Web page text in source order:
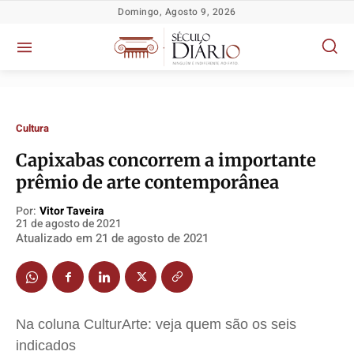
Política
Socioeconômicas
TV Século
Educação
Política
Socioeconômicas
TV Século
Educação
Política
Socioeconômicas
TV Século
Educação
Política
Socioeconômicas
TV Século
Educação
Domingo, Agosto 9, 2026
Cultura
Capixabas concorrem a importante
prêmio de arte contemporânea
Por: Vitor Taveira
21 de agosto de 2021
Atualizado em 21 de agosto de 2021
Na coluna CulturArte: veja quem são os seis
indicados